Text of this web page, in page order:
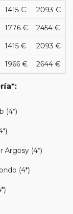
1415 € 2093 €
1776 € 2454 €
1415 € 2093 €
1966 € 2644 €
(4*)
Argosy (4*)
(4*)